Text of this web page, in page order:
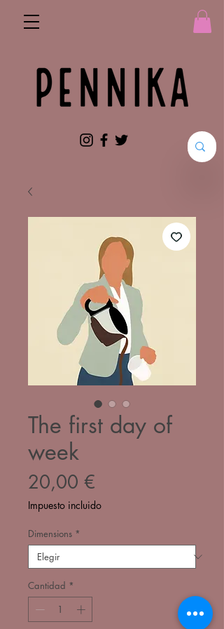
The first day of
week
20,00 €
Impuesto incluido
Dimensions *
Cantidad *